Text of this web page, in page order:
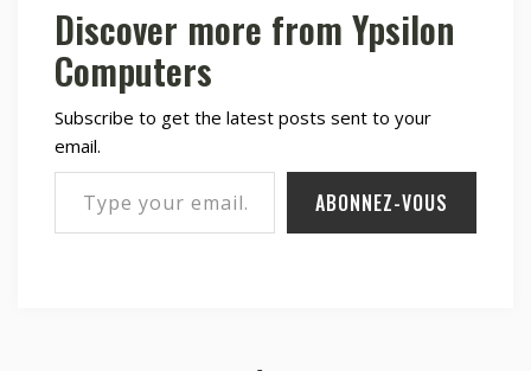
Discover more from Ypsilon
Computers
Subscribe to get the latest posts sent to your
email.
Type your email…
ABONNEZ-VOUS